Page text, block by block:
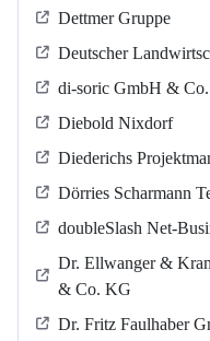
Dettmer Gruppe
Deutscher
di-soric GmbH &
Diebold Nixdorf
Diederichs
Dörries Scharmann
doubleSlash Net-
Dr. Ellwanger &
& Co. KG
Dr. Fritz Faulhaber